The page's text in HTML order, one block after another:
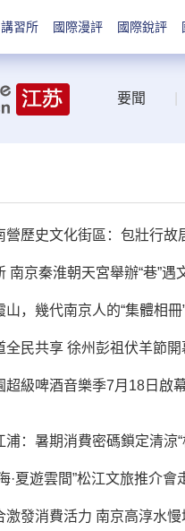
講習所 國際漫評 國際銳評
要聞
營歷史文化街區：包壯行
南京秦淮朝天宮舉辦“巷”遇
山，幾代南京人的“集體相冊
全民共享 徐州彭祖伏羊節開
超級啤酒音樂季7月18日啟
浦：暑期消費密碼鎖定清涼“
·夏遊雲間”松江文旅推介
激發消費活力 南京高淳水